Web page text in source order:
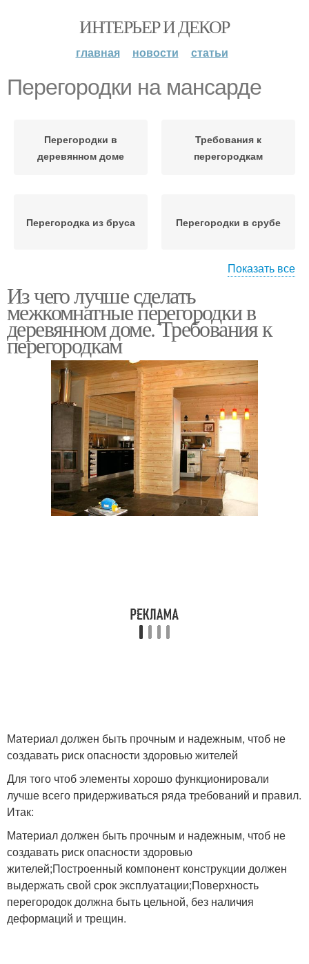
ИНТЕРЬЕР И ДЕКОР
главная новости статьи
Перегородки на мансарде
Перегородки в
деревянном доме
Требования к
перегородкам
Перегородка из бруса Перегородки в срубе
перегородки
деревянном здании
Перегородки в доме
Перегородки из
гипсокартона
Деревянные
перегородки
Межкомнатная
перегородка
Перегородка в
Показать все
Из чего лучше сделать
межкомнатные перегородки в
деревянном доме. Требования к
перегородкам
Материал должен быть прочным и надежным, чтоб не
создавать риск опасности здоровью жителей
Для того чтоб элементы хорошо функционировали
лучше всего придерживаться ряда требований и правил.
Итак:
Материал должен быть прочным и надежным, чтоб не
создавать риск опасности здоровью
жителей;Построенный компонент конструкции должен
выдержать свой срок эксплуатации;Поверхность
перегородок должна быть цельной, без наличия
деформаций и трещин.